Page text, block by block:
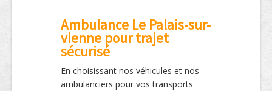
Ambulance Le Palais-sur-
vienne pour trajet
sécurisé
En choisissant nos véhicules et nos
ambulanciers pour vos transports